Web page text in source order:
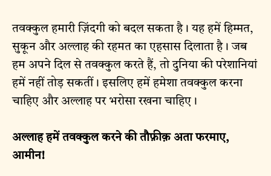
तवक्कुल हमारी ज़िंदगी को बदल सकता है। यह हमें हिम्मत,
सुकून और अल्लाह की रहमत का एहसास दिलाता है। जब
हम अपने दिल से तवक्कुल करते हैं, तो दुनिया की परेशानियां
हमें नहीं तोड़ सकतीं। इसलिए हमें हमेशा तवक्कुल करना
चाहिए और अल्लाह पर भरोसा रखना चाहिए।
अल्लाह हमें तवक्कुल करने की तौफ़ीक़ अता फरमाए,
आमीन!